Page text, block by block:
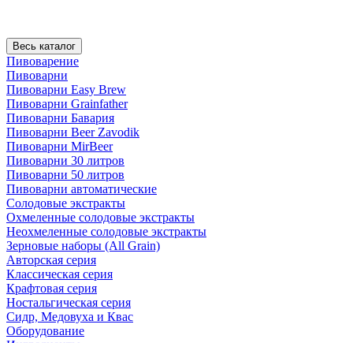
Весь каталог
Пивоварение
Пивоварни
Пивоварни Easy Brew
Пивоварни Grainfather
Пивоварни Бавария
Пивоварни Beer Zavodik
Пивоварни MirBeer
Пивоварни 30 литров
Пивоварни 50 литров
Пивоварни автоматические
Солодовые экстракты
Охмеленные солодовые экстракты
Неохмеленные солодовые экстракты
Зерновые наборы (All Grain)
Авторская серия
Классическая серия
Крафтовая серия
Ностальгическая серия
Сидр, Медовуха и Квас
Оборудование